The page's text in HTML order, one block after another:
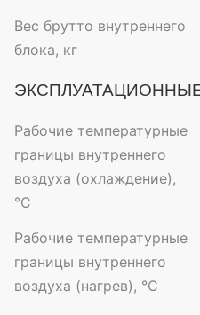
Вес брутто внутреннего
блока, кг
Рабочие температурные
границы внутреннего
воздуха (охлаждение),
°C
Рабочие температурные
границы внутреннего
воздуха (нагрев), °C